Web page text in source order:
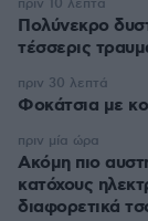
Πολύνεκρο
τέσσερις
πριν 10 λεπτά
Φοκάτσια με
πριν 30 λεπτά
Ακόμη πιο
κατόχους
διαφορετικά
πριν μία ώρα